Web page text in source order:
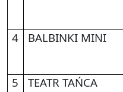
4 BALBINKI MINI
5
TEATR TAŃCA